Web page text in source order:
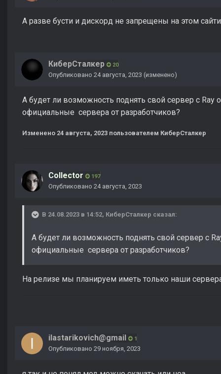
А разве бусти и дискорд не запрещены на этом
КиберСталкер 20
Опубликовано 24 августа, 2023 (изменено)
А будет ли возможность поднять свой сервер с Ray
официальные сервера от разработчиков?
Изменено 24 августа, 2023 пользователем КиберСталкер
Collector 197
Опубликовано 24 августа, 2023
В 24.08.2023 в 14:52, КиберСталкер сказал:
А будет ли возможность поднять свой сервер с
официальные сервера от разработчиков?
На релизе мы планируем иметь только наши
ilastarikovich@gmail 1
Опубликовано 29 ноября, 2023